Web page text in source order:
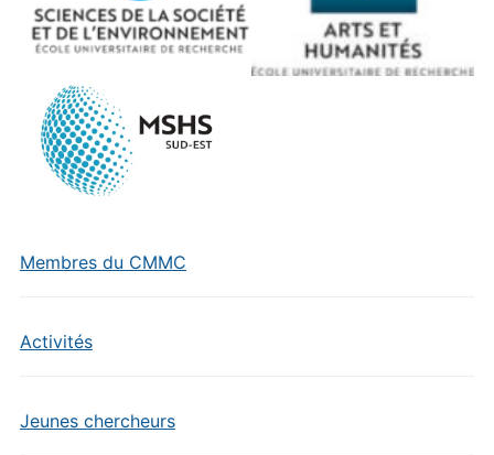
Membres du CMMC
Activités
Jeunes chercheurs